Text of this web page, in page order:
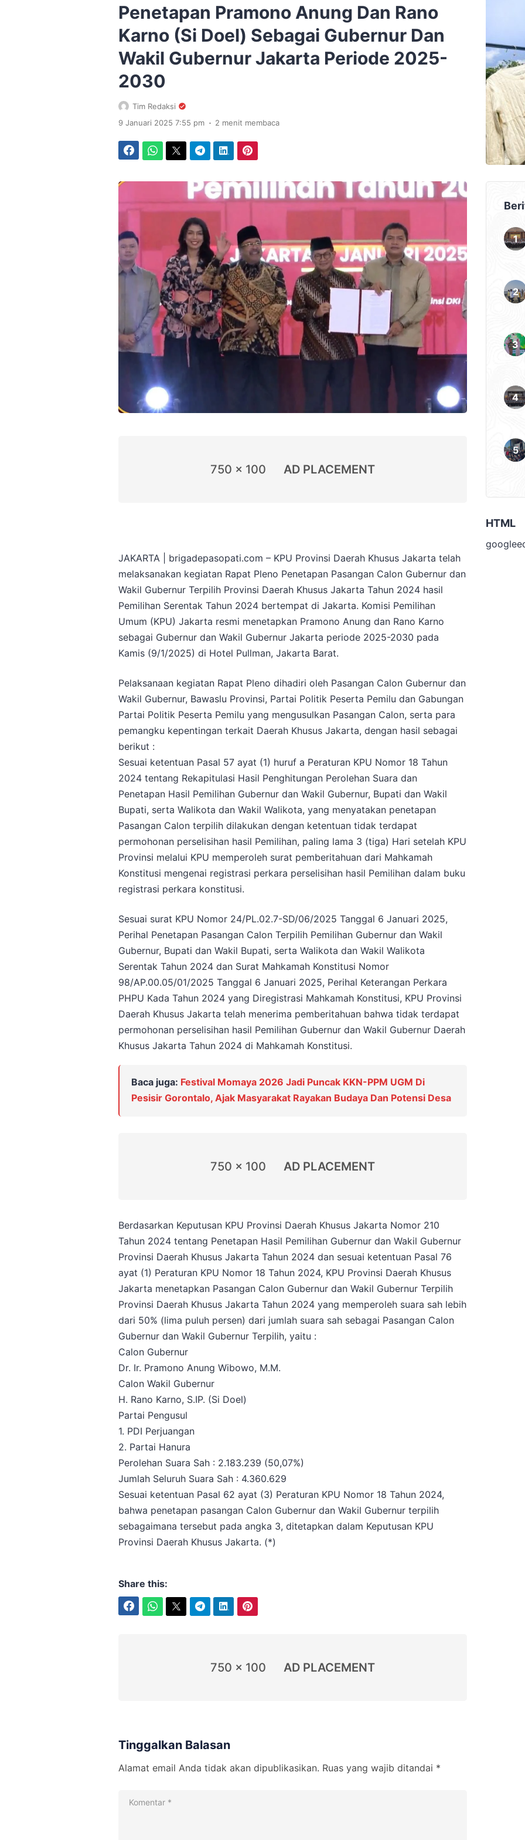
Penetapan Pramono Anung Dan Rano
Karno (Si Doel) Sebagai Gubernur Dan
Wakil Gubernur Jakarta Periode 2025-
2030
Tim Redaksi
9 Januari 2025 7:55 pm . 2 menit membaca
750 x 100 AD PLACEMENT
JAKARTA | brigadepasopati.com – KPU Provinsi Daerah Khusus Jakarta telah
melaksanakan kegiatan Rapat Pleno Penetapan Pasangan Calon Gubernur dan
Wakil Gubernur Terpilih Provinsi Daerah Khusus Jakarta Tahun 2024 hasil
Pemilihan Serentak Tahun 2024 bertempat di Jakarta. Komisi Pemilihan
Umum (KPU) Jakarta resmi menetapkan Pramono Anung dan Rano Karno
sebagai Gubernur dan Wakil Gubernur Jakarta periode 2025-2030 pada
Kamis (9/1/2025) di Hotel Pullman, Jakarta Barat.
Pelaksanaan kegiatan Rapat Pleno dihadiri oleh Pasangan Calon Gubernur dan
Wakil Gubernur, Bawaslu Provinsi, Partai Politik Peserta Pemilu dan Gabungan
Partai Politik Peserta Pemilu yang mengusulkan Pasangan Calon, serta para
pemangku kepentingan terkait Daerah Khusus Jakarta, dengan hasil sebagai
berikut :
Sesuai ketentuan Pasal 57 ayat (1) huruf a Peraturan KPU Nomor 18 Tahun
2024 tentang Rekapitulasi Hasil Penghitungan Perolehan Suara dan
Penetapan Hasil Pemilihan Gubernur dan Wakil Gubernur, Bupati dan Wakil
Bupati, serta Walikota dan Wakil Walikota, yang menyatakan penetapan
Pasangan Calon terpilih dilakukan dengan ketentuan tidak terdapat
permohonan perselisihan hasil Pemilihan, paling lama 3 (tiga) Hari setelah KPU
Provinsi melalui KPU memperoleh surat pemberitahuan dari Mahkamah
Konstitusi mengenai registrasi perkara perselisihan hasil Pemilihan dalam buku
registrasi perkara konstitusi.
Sesuai surat KPU Nomor 24/PL.02.7-SD/06/2025 Tanggal 6 Januari 2025,
Perihal Penetapan Pasangan Calon Terpilih Pemilihan Gubernur dan Wakil
Gubernur, Bupati dan Wakil Bupati, serta Walikota dan Wakil Walikota
Serentak Tahun 2024 dan Surat Mahkamah Konstitusi Nomor
98/AP.00.05/01/2025 Tanggal 6 Januari 2025, Perihal Keterangan Perkara
PHPU Kada Tahun 2024 yang Diregistrasi Mahkamah Konstitusi, KPU Provinsi
Daerah Khusus Jakarta telah menerima pemberitahuan bahwa tidak terdapat
permohonan perselisihan hasil Pemilihan Gubernur dan Wakil Gubernur Daerah
Khusus Jakarta Tahun 2024 di Mahkamah Konstitusi.
Baca juga: Festival Momaya 2026 Jadi Puncak KKN-PPM UGM Di
Pesisir Gorontalo, Ajak Masyarakat Rayakan Budaya Dan Potensi Desa
750 x 100 AD PLACEMENT
Berdasarkan Keputusan KPU Provinsi Daerah Khusus Jakarta Nomor 210
Tahun 2024 tentang Penetapan Hasil Pemilihan Gubernur dan Wakil Gubernur
Provinsi Daerah Khusus Jakarta Tahun 2024 dan sesuai ketentuan Pasal 76
ayat (1) Peraturan KPU Nomor 18 Tahun 2024, KPU Provinsi Daerah Khusus
Jakarta menetapkan Pasangan Calon Gubernur dan Wakil Gubernur Terpilih
Provinsi Daerah Khusus Jakarta Tahun 2024 yang memperoleh suara sah lebih
dari 50% (lima puluh persen) dari jumlah suara sah sebagai Pasangan Calon
Gubernur dan Wakil Gubernur Terpilih, yaitu :
Calon Gubernur
Dr. Ir. Pramono Anung Wibowo, M.M.
Calon Wakil Gubernur
H. Rano Karno, S.IP. (Si Doel)
Partai Pengusul
1. PDI Perjuangan
2. Partai Hanura
Perolehan Suara Sah : 2.183.239 (50,07%)
Jumlah Seluruh Suara Sah : 4.360.629
Sesuai ketentuan Pasal 62 ayat (3) Peraturan KPU Nomor 18 Tahun 2024,
bahwa penetapan pasangan Calon Gubernur dan Wakil Gubernur terpilih
sebagaimana tersebut pada angka 3, ditetapkan dalam Keputusan KPU
Provinsi Daerah Khusus Jakarta. (*)
Share this:
750 x 100 AD PLACEMENT
Tinggalkan Balasan
Alamat email Anda tidak akan dipublikasikan. Ruas yang wajib ditandai *
HTML